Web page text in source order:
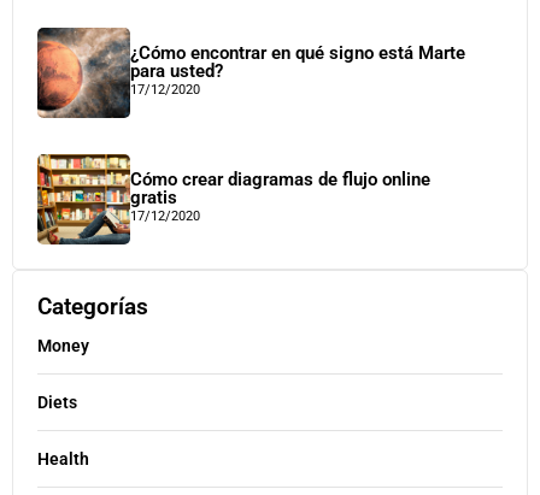
¿Cómo encontrar en qué signo está Marte
para usted?
17/12/2020
Cómo crear diagramas de flujo online
gratis
17/12/2020
Categorías
Money
Diets
Health